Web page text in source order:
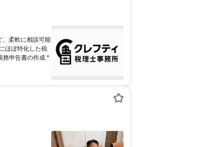
、柔軟に相談可能
ほぼ特化した税
務申告書の作成 *